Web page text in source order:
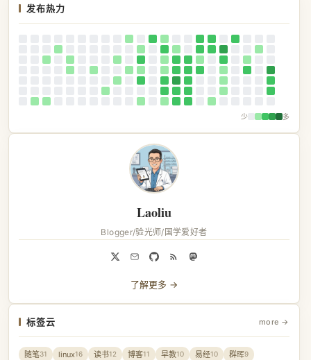
发布热力
少 多
Laoliu
Blogger/验光师/国学爱好者
了解更多 →
标签云 more →
随笔31 linux16 读书12 博客11 早教10 易经10 群晖9